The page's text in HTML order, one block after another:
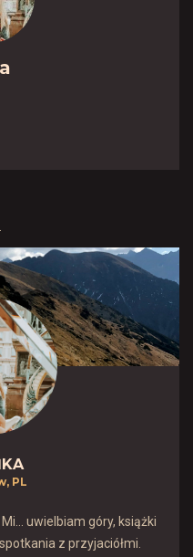
PL
uwielbiam góry, książki
z przyjaciółmi.